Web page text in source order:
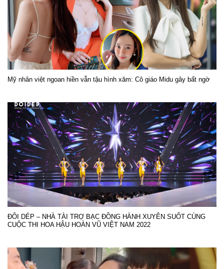
Mỹ nhân việt ngoan hiền vẫn tậu hình xăm: Cô giáo Midu gây bất ngờ
ĐÔI DÉP – NHÀ TÀI TRỢ BẠC ĐỒNG HÀNH XUYÊN SUỐT CÙNG
CUỘC THI HOA HẬU HOÀN VŨ VIỆT NAM 2022